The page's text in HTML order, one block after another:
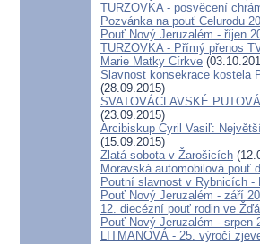
TURZOVKA - posvěcení
Pozvánka na pouť Celurodu
Pouť Nový Jeruzalém - říjen
TURZOVKA - Přímý přenos
Marie Matky Církve
Slavnost konsekrace kostela
(28.09.2015)
SVATOVÁCLAVSKÉ
(23.09.2015)
Arcibiskup Cyril Vasiľ:
(15.09.2015)
Zlatá sobota v Žarošicích
Moravská automobilová pouť
Poutní slavnost v Rybnicích -
Pouť Nový Jeruzalém - září
12. diecézní pouť rodin ve
Pouť Nový Jeruzalém - srpen
LITMANOVÁ - 25. výročí